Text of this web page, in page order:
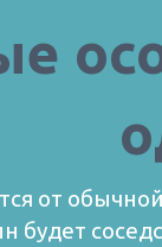
от
будет